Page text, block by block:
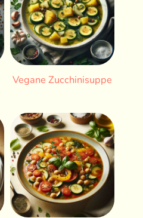
Vegane Zucchinisuppe